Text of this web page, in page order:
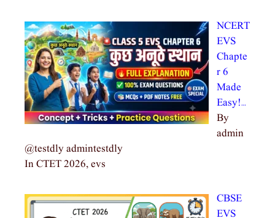
NCERT
EVS
Chapte
r 6
Made
Easy!…
By
admin
@testdly admintestdly
In CTET 2026, evs
CBSE
EVS